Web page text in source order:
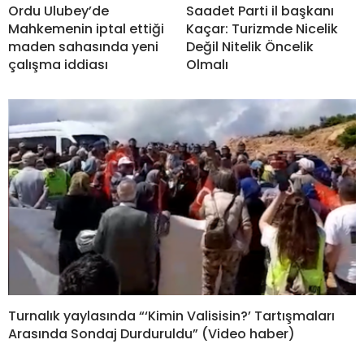
Ordu Ulubey’de
Mahkemenin iptal ettiği
maden sahasında yeni
çalışma iddiası
Saadet Parti il başkanı
Kaçar: Turizmde Nicelik
Değil Nitelik Öncelik
Olmalı
Turnalık yaylasında “‘Kimin Valisisin?’ Tartışmaları
Arasında Sondaj Durduruldu” (Video haber)